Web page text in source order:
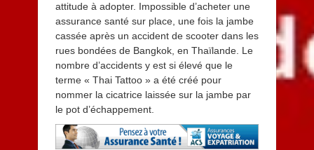
attitude à adopter. Impossible d’acheter une
assurance santé sur place, une fois la jambe
cassée après un accident de scooter dans les
rues bondées de Bangkok, en Thaïlande. Le
nombre d’accidents y est si élevé que le
terme « Thai Tattoo » a été créé pour
nommer la cicatrice laissée sur la jambe par
le pot d’échappement.